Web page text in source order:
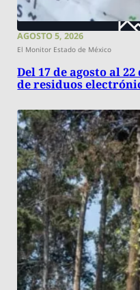
AGOSTO 5, 2026
El Monitor Estado de México
Del 17 de agosto al
de residuos